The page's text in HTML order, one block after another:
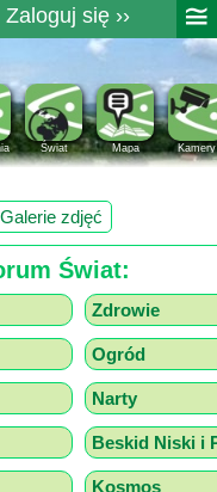
Zaloguj się ››
Rejestracja
Pomoc
≅
Kamery
Mapa
Świat
Galerie zdjęć
Świat:
Zdrowie
Ogród
Narty
Kosmos